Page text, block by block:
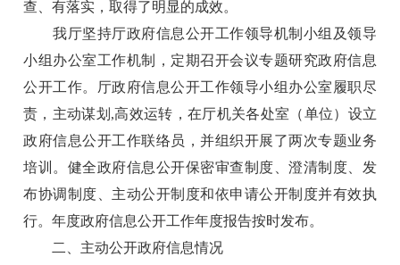
查、有落实，取得了明显的成效。
我厅坚持厅政府信息公开工作领导机制小组及领导
小组办公室工作机制，定期召开会议专题研究政府信息
公开工作。厅政府信息公开工作领导小组办公室履职尽
责，主动谋划,高效运转，在厅机关各处室（单位）设立
政府信息公开工作联络员，并组织开展了两次专题业务
培训。健全政府信息公开保密审查制度、澄清制度、发
布协调制度、主动公开制度和依申请公开制度并有效执
行。年度政府信息公开工作年度报告按时发布。
二、主动公开政府信息情况